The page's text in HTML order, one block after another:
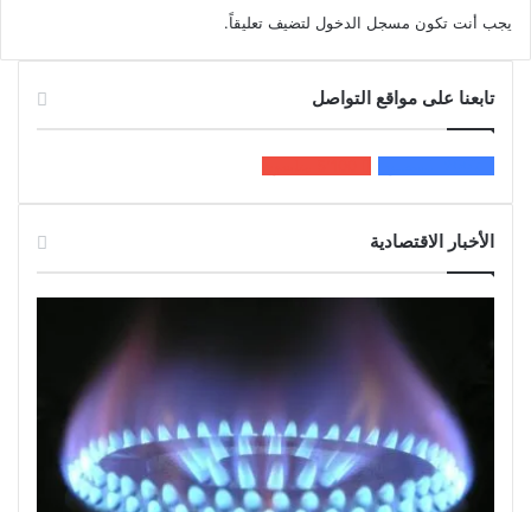
يجب أنت تكون مسجل الدخول لتضيف تعليقاً.
تابعنا على مواقع التواصل
الأخبار الاقتصادية